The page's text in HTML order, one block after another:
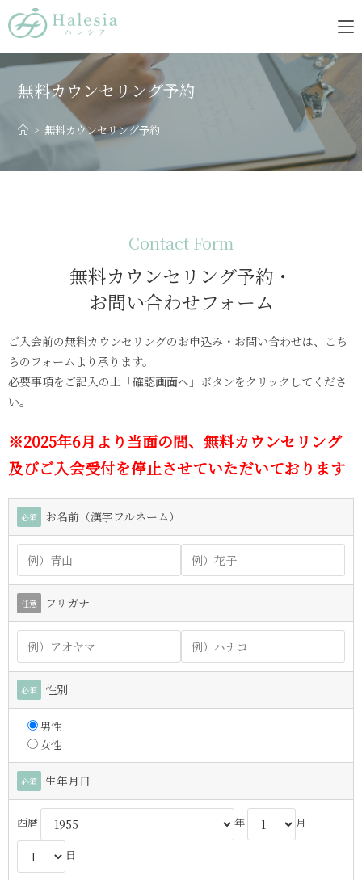
無料カウンセリング予約
> 無料カウンセリング予約
Contact Form
無料カウンセリング予約・
お問い合わせフォーム
ご入会前の無料カウンセリングのお申込み・お問い合わせは、こち
らのフォームより承ります。
必要事項をご記入の上「確認画面へ」ボタンをクリックしてくださ
い。
※2025年6月より当面の間、無料カウンセリング
及びご入会受付を停止させていただいております
必須 お名前（漢字フルネーム）
任意 フリガナ
必須 性別
男性
女性
必須 生年月日
西暦 年 月
日